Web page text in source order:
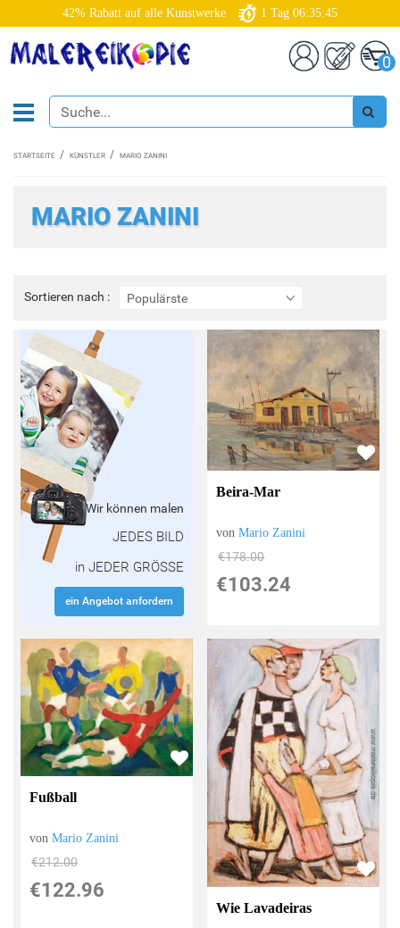
42% Rabatt auf alle Kunstwerke 1 Tag 06:35:45
0
STARTSEITE KÜNSTLER MARIO ZANINI
MARIO ZANINI
Sortieren nach : Populärste
Sortieren
nach
Wir können malen
JEDES BILD
in JEDER GRÖSSE
ein Angebot anfordern
Beira-Mar
vonMario Zanini
€178.00
€103.24
Fußball
vonMario Zanini
€212.00
€122.96
Wie Lavadeiras